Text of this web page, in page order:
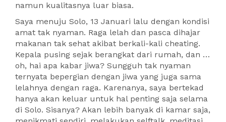
namun kualitasnya luar biasa.
Saya menuju Solo, 13 Januari lalu dengan kondisi
amat tak nyaman. Raga lelah dan pasca dihajar
makanan tak sehat akibat berkali-kali cheating.
Kepala pusing sejak berangkat dari rumah, dan …
oh, hai apa kabar jiwa? Sungguh tak nyaman
ternyata bepergian dengan jiwa yang juga sama
lelahnya dengan raga. Karenanya, saya bertekad
hanya akan keluar untuk hal penting saja selama
di Solo. Sisanya? Akan lebih banyak di kamar saja,